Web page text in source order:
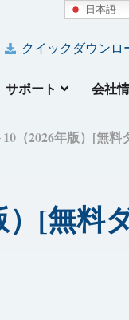
クイックダウンロ
サポート 会社
（2026年版）[無料
）[無料
日本語